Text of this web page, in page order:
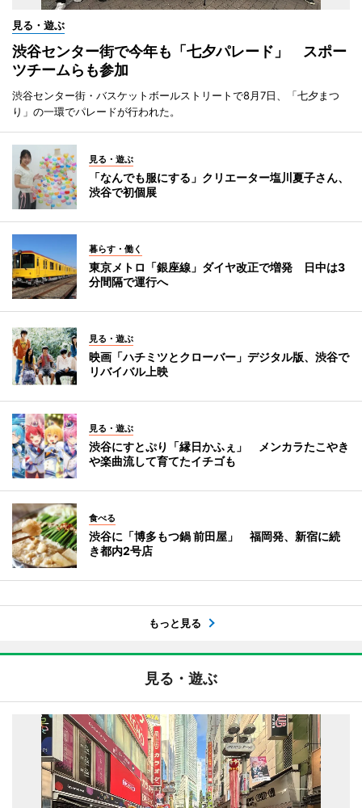
見る・遊ぶ
渋谷センター街で今年も「七夕パレード」 スポー
ツチームらも参加
渋谷センター街・バスケットボールストリートで8月7日、「七夕まつ
り」の一環でパレードが行われた。
見る・遊ぶ
「なんでも服にする」クリエーター塩川夏子さん、
渋谷で初個展
暮らす・働く
東京メトロ「銀座線」ダイヤ改正で増発 日中は3
分間隔で運行へ
見る・遊ぶ
映画「ハチミツとクローバー」デジタル版、渋谷で
リバイバル上映
見る・遊ぶ
渋谷にすとぷり「縁日かふぇ」 メンカラたこやき
や楽曲流して育てたイチゴも
食べる
渋谷に「博多もつ鍋 前田屋」 福岡発、新宿に続
き都内2号店
もっと見る
見る・遊ぶ